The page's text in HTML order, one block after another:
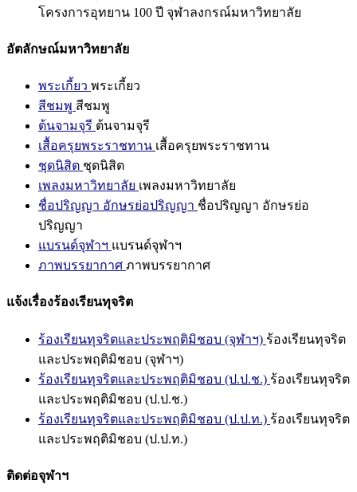
โครงการอุทยาน 100 ปี จุฬาลงกรณ์มหาวิทยาลัย
อัตลักษณ์มหาวิทยาลัย
พระเกี้ยว พระเกี้ยว
สีชมพู สีชมพู
ต้นจามจุรี ต้นจามจุรี
เสื้อครุยพระราชทาน เสื้อครุยพระราชทาน
ชุดนิสิต ชุดนิสิต
เพลงมหาวิทยาลัย เพลงมหาวิทยาลัย
ชื่อปริญญา อักษรย่อปริญญา ชื่อปริญญา อักษรย่อ
ปริญญา
แบรนด์จุฬาฯ แบรนด์จุฬาฯ
ภาพบรรยากาศ ภาพบรรยากาศ
แจ้งเรื่องร้องเรียนทุจริต
ร้องเรียนทุจริตและประพฤติมิชอบ (จุฬาฯ) ร้องเรียนทุจริต
และประพฤติมิชอบ (จุฬาฯ)
ร้องเรียนทุจริตและประพฤติมิชอบ (ป.ป.ช.) ร้องเรียนทุจริต
และประพฤติมิชอบ (ป.ป.ช.)
ร้องเรียนทุจริตและประพฤติมิชอบ (ป.ป.ท.) ร้องเรียนทุจริต
และประพฤติมิชอบ (ป.ป.ท.)
ติดต่อจุฬาฯ